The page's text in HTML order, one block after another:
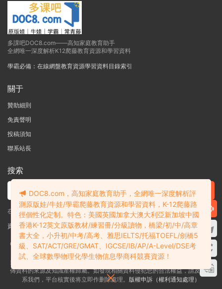
多課吧DOC8.com——高知家庭教育助手
全網唯一深度解析K12爬藤教育資源和學習資料
學霸必備：在線網盤教育資源學習資料目錄索引
關于
贊助細則
免責聲明
投稿須知
聯系站長
搜索
在線搜索GK-G12海量英文原版教材/章節書/國際考試/學科競賽資料！
資料失效？沒找到需要的？網站意見建議？請提交工單查看我的工單
Copyright © 2004-2026 多課吧DOC8.com 渝ICP備2022004389号-1
渝公
網安備50010502003111号
多課吧DOC8.com是一個資料信息評測及分享獲取的平台，不确保部分用戶上
傳資料的來源及知識産權歸屬。如發現相關資料侵犯您的合法權益，請及時聯
系我們，平台核實後将立即作删除處理。 版權申訴（權利通知處理）
DOC8.com，高知家庭教育助手，全網唯一深度解析評
測原版娃/牛娃/學霸爬藤教育資源和學習資料，K-12爬藤路
徑個性化定制。特色：美國英國加拿大澳大利亞新加坡中國
香港K-12英文原版教材/練習冊/分級讀物，橋梁/初/中/高章
書大全，小升初/中考/高考、雅思IELTS/托福TOEFL/劍橋5
級、SAT/ACT/GRE/GMAT、IGCSE/IB/AP/A-Level/DSE考
試、全球數學物理化學生物信息學商科競賽資源！